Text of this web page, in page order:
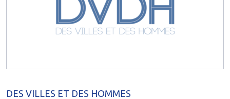
DES VILLES ET DES HOMMES